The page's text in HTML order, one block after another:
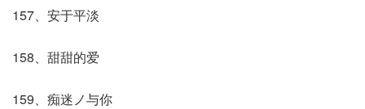
157、安于平淡
158、甜甜的爱
159、痴迷ノ与你